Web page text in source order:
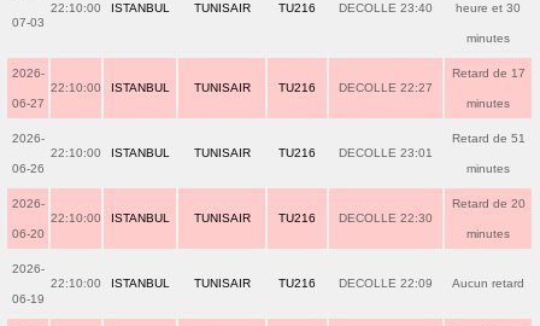
07-03
22:10:00 ISTANBUL TUNISAIR TU216 DECOLLE 23:40 heure et 30
minutes
2026-
06-27
22:10:00 ISTANBUL TUNISAIR TU216 DECOLLE 22:27
Retard de 17
minutes
2026-
06-26
22:10:00 ISTANBUL TUNISAIR TU216 DECOLLE 23:01
Retard de 51
minutes
2026-
06-20
22:10:00 ISTANBUL TUNISAIR TU216 DECOLLE 22:30
Retard de 20
minutes
2026-
06-19
22:10:00 ISTANBUL TUNISAIR TU216 DECOLLE 22:09 Aucun retard